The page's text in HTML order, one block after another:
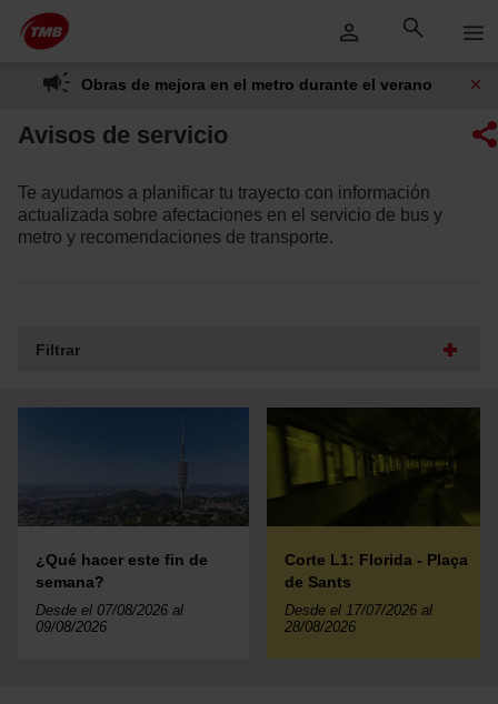
Saltar al contenido principal
Saltar
al
contenido
Obras de mejora en el metro durante el verano
Avisos de servicio
Te ayudamos a planificar tu trayecto con información
actualizada sobre afectaciones en el servicio de bus y
metro y recomendaciones de transporte.
Filtrar
¿Qué hacer este fin de
semana?
Desde el 07/08/2026 al
09/08/2026
Corte L1: Florida - Plaça
de Sants
Desde el 17/07/2026 al
28/08/2026